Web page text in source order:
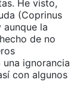
He visto,
(Coprinus
aunque la
de no
ignorancia
con algunos